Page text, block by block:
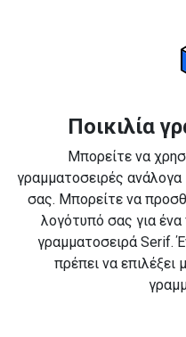
Ποικιλία
Μπορείτε να
γραμματοσειρές
σας. Μπορείτε να
λογότυπό σας για
γραμματοσειρά Serif.
πρέπει να επιλέξει